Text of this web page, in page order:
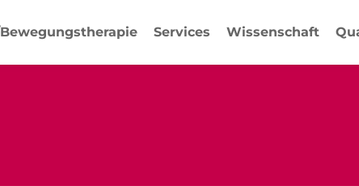
Services Wissenschaft